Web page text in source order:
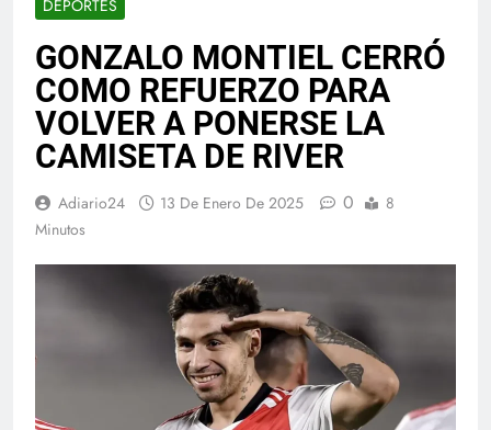
DEPORTES
GONZALO MONTIEL CERRÓ
COMO REFUERZO PARA
VOLVER A PONERSE LA
CAMISETA DE RIVER
Adiario24 13 De Enero De 2025 0
8
Minutos